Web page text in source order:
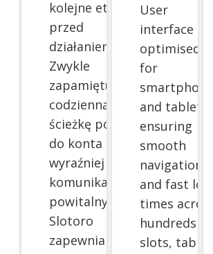
kolejne etapy
przed
działaniem.
Zwykle
zapamiętują oni
codzienną
ścieżkę powrotu
do konta
wyraźniej niż
komunikat
powitalny.
Slotoro
zapewnia
User
interface is
optimised
for
smartphones
and tablets,
ensuring
smooth
navigation
and fast load
times across
hundreds of
slots, table